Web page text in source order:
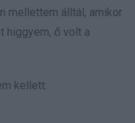
mellettem álltál, amikor
higgyem, ő volt a
kellett.